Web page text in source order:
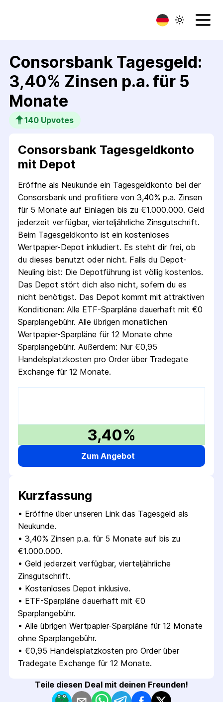
Consorsbank Tagesgeld:
3,40% Zinsen p.a. für 5
Monate
140 Upvotes
Consorsbank Tagesgeldkonto
mit Depot
Eröffne als Neukunde ein Tagesgeldkonto bei der
Consorsbank und profitiere von 3,40% p.a. Zinsen
für 5 Monate auf Einlagen bis zu €1.000.000. Geld
jederzeit verfügbar, vierteljährliche Zinsgutschrift.
Beim Tagesgeldkonto ist ein kostenloses
Wertpapier-Depot inkludiert. Es steht dir frei, ob
du dieses benutzt oder nicht. Falls du Depot-
Neuling bist: Die Depotführung ist völlig kostenlos.
Das Depot stört dich also nicht, sofern du es
nicht benötigst. Das Depot kommt mit attraktiven
Konditionen: Alle ETF-Sparpläne dauerhaft mit €0
Sparplangebühr. Alle übrigen monatlichen
Wertpapier-Sparpläne für 12 Monate ohne
Sparplangebühr. Außerdem: Nur €0,95
Handelsplatzkosten pro Order über Tradegate
Exchange für 12 Monate.
3,40%
Zum Angebot
Kurzfassung
• Eröffne über unseren Link das Tagesgeld als
Neukunde.
• 3,40% Zinsen p.a. für 5 Monate auf bis zu
€1.000.000.
• Geld jederzeit verfügbar, vierteljährliche
Zinsgutschrift.
• Kostenloses Depot inklusive.
• ETF-Sparpläne dauerhaft mit €0
Sparplangebühr.
• Alle übrigen Wertpapier-Sparpläne für 12 Monate
ohne Sparplangebühr.
• €0,95 Handelsplatzkosten pro Order über
Tradegate Exchange für 12 Monate.
Teile diesen Deal mit deinen Freunden!